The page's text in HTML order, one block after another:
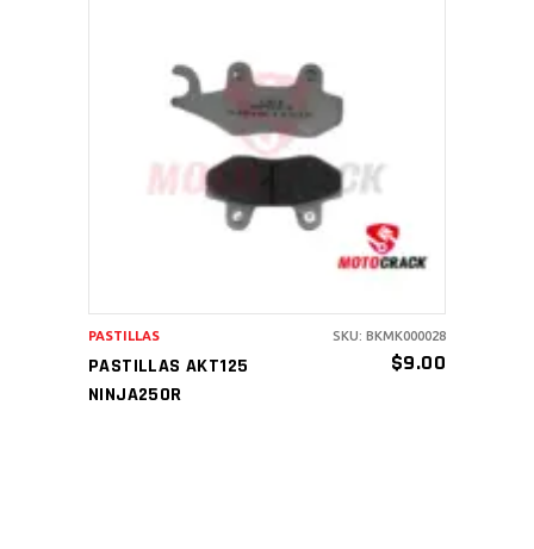
AÑADIR AL CARRITO
PASTILLAS AKT125
NINJA250R
$9.00
PASTILLAS SKU: BKMK000028